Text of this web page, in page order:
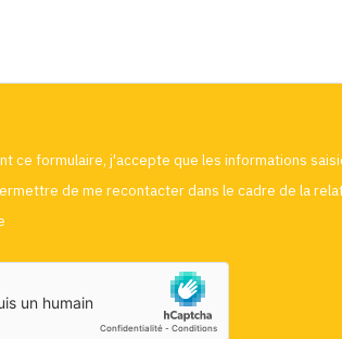
ce formulaire, j'accepte que les informations
de me recontacter dans le cadre de la